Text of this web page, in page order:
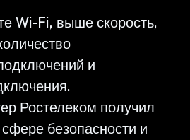
Wi-Fi, выше скорость,
и
Ростелеком получил
безопасности и